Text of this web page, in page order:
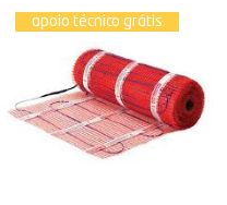
apoio técnico grátis